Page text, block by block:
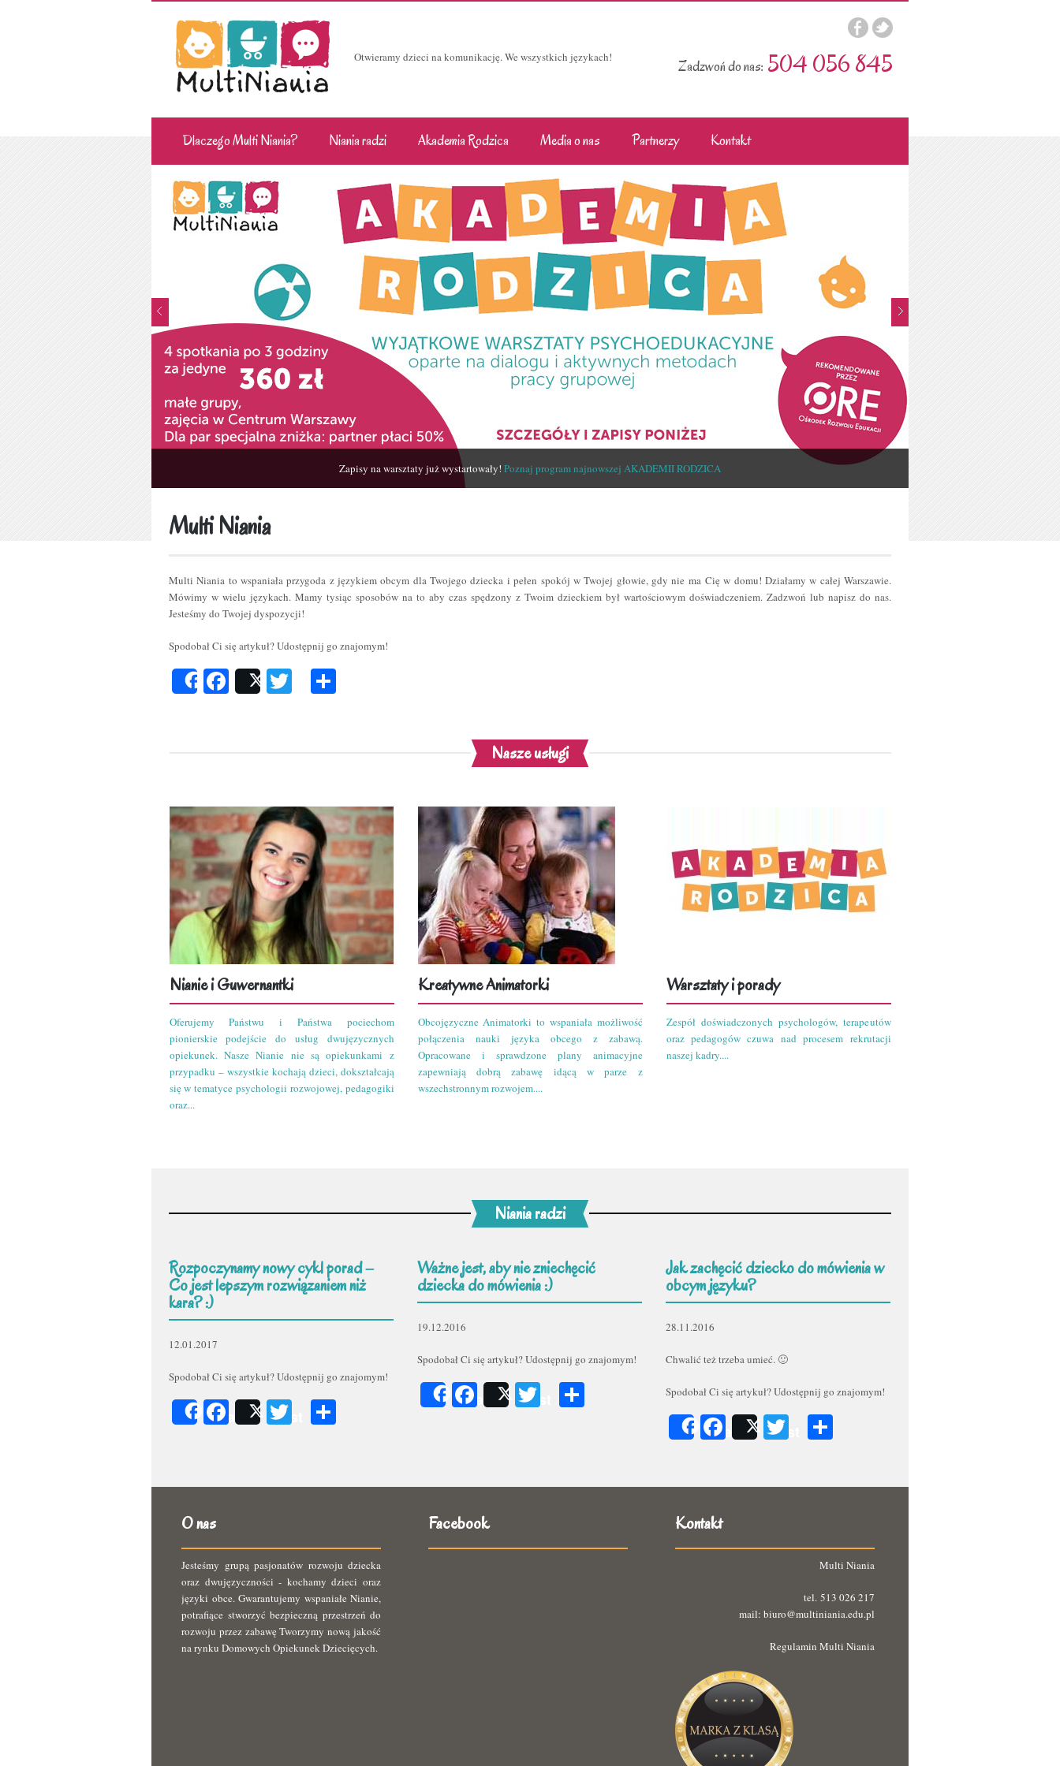
Otwieramy dzieci na komunikację. We wszystkich językach! 504 056 845
Zadzwoń do nas:
Dlaczego Multi Niania? Niania radzi Akademia Rodzica Media o nas Partnerzy Kontakt
Zapisy na warsztaty już wystartowały! Poznaj program najnowszej AKADEMII RODZICA
Multi Niania
Multi Niania to wspaniała przygoda z językiem obcym dla Twojego dziecka i pełen spokój w Twojej głowie, gdy nie ma Cię w domu! Działamy w całej Warszawie.
Mówimy w wielu językach. Mamy tysiąc sposobów na to aby czas spędzony z Twoim dzieckiem był wartościowym doświadczeniem. Zadzwoń lub napisz do nas.
Jesteśmy do Twojej dyspozycji!
Spodobał Ci się artykuł? Udostępnij go znajomym!
ShareFacebook
Post Twitter
Nasze usługi
Nianie i Guwernantki
Oferujemy Państwu i Państwa pociechom
pionierskie podejście do usług dwujęzycznych
opiekunek. Nasze Nianie nie są opiekunkami z
przypadku – wszystkie kochają dzieci, dokształcają
się w tematyce psychologii rozwojowej, pedagogiki
oraz...
Kreatywne Animatorki
Obcojęzyczne Animatorki to wspaniała możliwość
połączenia nauki języka obcego z zabawą.
Opracowane i sprawdzone plany animacyjne
zapewniają dobrą zabawę idącą w parze z
wszechstronnym rozwojem....
Warsztaty i porady
Zespół doświadczonych psychologów, terapeutów
oraz pedagogów czuwa nad procesem rekrutacji
naszej kadry....
Niania radzi
Rozpoczynamy nowy cykl porad –
Co jest lepszym rozwiązaniem niż
kara? :)
12.01.2017
Spodobał Ci się artykuł? Udostępnij go znajomym!
ShareFacebook
Post Twitter
Ważne jest, aby nie zniechęcić
dziecka do mówienia :)
19.12.2016
Spodobał Ci się artykuł? Udostępnij go znajomym!
ShareFacebook
Post Twitter
Jak zachęcić dziecko do mówienia w
obcym języku?
28.11.2016
Chwalić też trzeba umieć. 🙂
Spodobał Ci się artykuł? Udostępnij go znajomym!
ShareFacebook
Post Twitter
O nas
Jesteśmy grupą pasjonatów rozwoju dziecka
oraz dwujęzyczności - kochamy dzieci oraz
języki obce. Gwarantujemy wspaniałe Nianie,
potrafiące stworzyć bezpieczną przestrzeń do
rozwoju przez zabawę Tworzymy nową jakość
na rynku Domowych Opiekunek Dziecięcych.
Facebook Kontakt
Multi Niania
tel. 513 026 217
mail: biuro@multiniania.edu.pl
Regulamin Multi Niania